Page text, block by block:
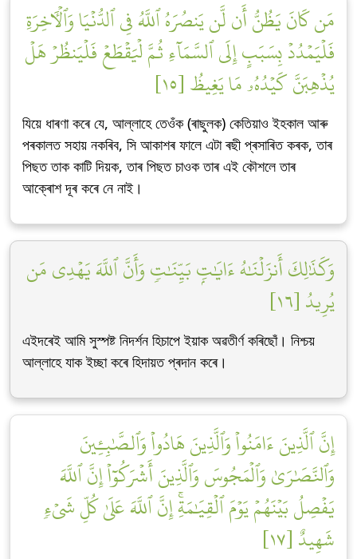
مَن كَانَ يَظُنُّ أَن لَّن يَنصُرَهُ ٱللَّهُ فِي ٱلدُّنۡيَا وَٱلۡأٓخِرَةِ
فَلۡيَمۡدُدۡ بِسَبَبٍ إِلَى ٱلسَّمَآءِ ثُمَّ لۡيَقۡطَعۡ فَلۡيَنظُرۡ هَلۡ
يُذۡهِبَنَّ كَيۡدُهُۥ مَا يَغِيظُ [١٥]
যিয়ে ধাৰণা কৰে যে, আল্লাহে তেওঁক (ৰাছুলক) কেতিয়াও ইহকাল আৰু
পৰকালত সহায় নকৰিব, সি আকাশৰ ফালে এটা ৰছী প্ৰসাৰিত কৰক, তাৰ
পিছত তাক কাটি দিয়ক, তাৰ পিছত চাওক তাৰ এই কৌশলে তাৰ
আক্ৰোশ দূৰ কৰে নে নাই।
وَكَذَٰلِكَ أَنزَلۡنَٰهُ ءَايَٰتِۭ بَيِّنَٰتٖ وَأَنَّ ٱللَّهَ يَهۡدِي مَن
يُرِيدُ [١٦]
এইদৰেই আমি সুস্পষ্ট নিদৰ্শন হিচাপে ইয়াক অৱতীৰ্ণ কৰিছোঁ। নিশ্চয়
আল্লাহে যাক ইচ্ছা কৰে হিদায়ত প্ৰদান কৰে।
إِنَّ ٱلَّذِينَ ءَامَنُواْ وَٱلَّذِينَ هَادُواْ وَٱلصَّٰبِـِٔينَ
وَٱلنَّصَٰرَىٰ وَٱلۡمَجُوسَ وَٱلَّذِينَ أَشۡرَكُوٓاْ إِنَّ ٱللَّهَ
يَفۡصِلُ بَيۡنَهُمۡ يَوۡمَ ٱلۡقِيَٰمَةِۚ إِنَّ ٱللَّهَ عَلَىٰ كُلِّ شَيۡءٖ
شَهِيدٌ [١٧]